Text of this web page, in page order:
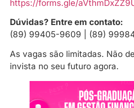
https://forms.gle/
Dúvidas? Entre em contato:
(89) 99405-9609 | (89)
As vagas são limitadas. Não
invista no seu futuro agora.